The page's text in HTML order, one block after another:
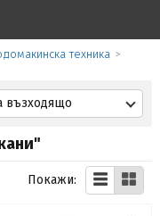
техника >
възходящо
Покажи: